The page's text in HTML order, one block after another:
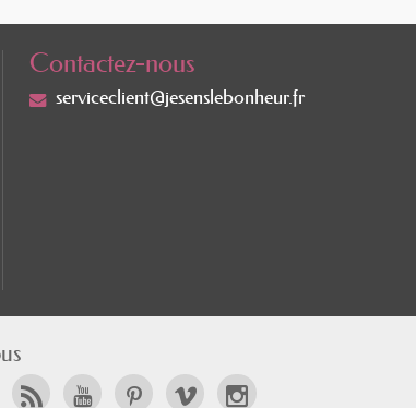
Contactez-nous
serviceclient@jesenslebonheur.fr